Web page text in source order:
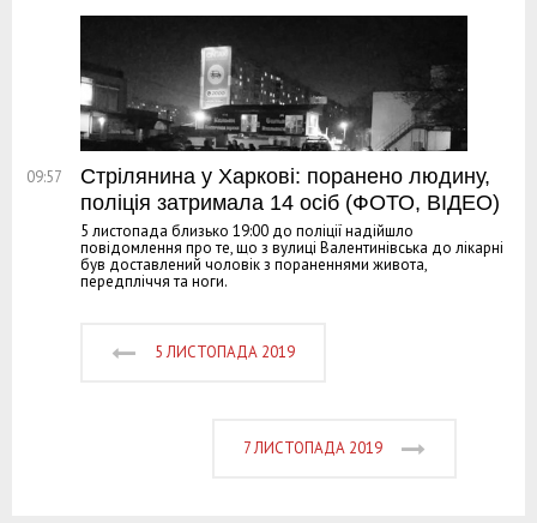
09:57
Стрілянина у Харкові: поранено людину,
поліція затримала 14 осіб (ФОТО, ВІДЕО)
5 листопада близько 19:00 до поліції надійшло
повідомлення про те, що з вулиці Валентинівська до лікарні
був доставлений чоловік з пораненнями живота,
передпліччя та ноги.
5 ЛИСТОПАДА 2019
7 ЛИСТОПАДА 2019